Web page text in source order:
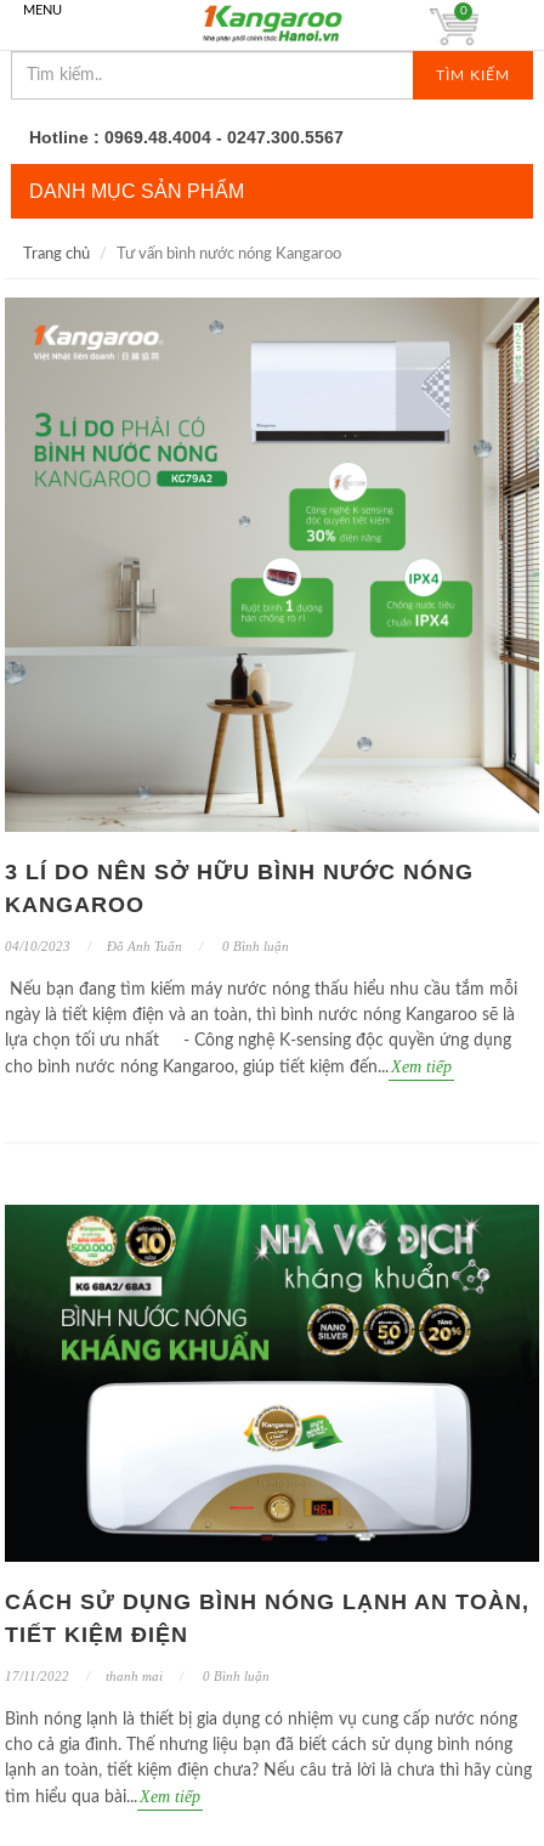
MENU
TÌM KIẾM
0
Hotline : 0969.48.4004 - 0247.300.5567
DANH MỤC SẢN PHẨM
Trang chủ Tư vấn bình nước nóng Kangaroo
3 LÍ DO NÊN SỞ HỮU BÌNH NƯỚC NÓNG
KANGAROO
04/10/2023 Đỗ Anh Tuấn 0 Bình luận
Nếu bạn đang tìm kiếm máy nước nóng thấu hiểu nhu cầu tắm mỗi
ngày là tiết kiệm điện và an toàn, thì bình nước nóng Kangaroo sẽ là
lựa chọn tối ưu nhất - Công nghệ K-sensing độc quyền ứng dụng
cho bình nước nóng Kangaroo, giúp tiết kiệm đến...Xem tiếp
CÁCH SỬ DỤNG BÌNH NÓNG LẠNH AN TOÀN,
TIẾT KIỆM ĐIỆN
17/11/2022 thanh mai 0 Bình luận
Bình nóng lạnh là thiết bị gia dụng có nhiệm vụ cung cấp nước nóng
cho cả gia đình. Thế nhưng liệu bạn đã biết cách sử dụng bình nóng
lạnh an toàn, tiết kiệm điện chưa? Nếu câu trả lời là chưa thì hãy cùng
tìm hiểu qua bài... Xem tiếp